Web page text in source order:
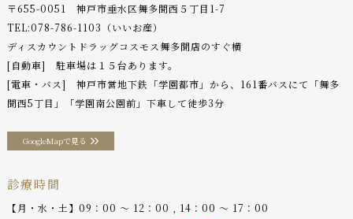
〒655-0051 神戸市垂水区舞多聞西５丁目1-7
TEL:078-786-1103 （いいお産）
ディスカウントドラッグコスモス舞多聞店のすぐ横
[自動車] 駐車場は１５台あります。
[電車・バス] 神戸市営地下鉄「学園都市」から、161番バスにて「舞多
聞西5丁目」「学園南公園前」下車して徒歩3分
GoogleMapで見る
診療時間
【月・水・土】09：00 〜 12：00 , 14：00 〜 17：00